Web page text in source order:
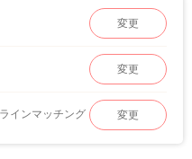
変更
変更
インマッチング 変更